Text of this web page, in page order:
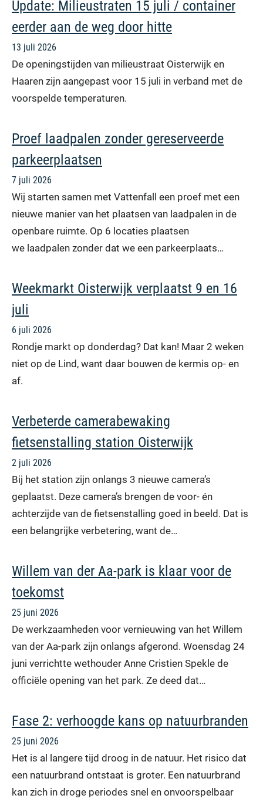
Update: Milieustraten 15 juli / container
eerder aan de weg door hitte
13 juli 2026
De openingstijden van milieustraat Oisterwijk en
Haaren zijn aangepast voor 15 juli in verband met de
voorspelde temperaturen.
Proef laadpalen zonder gereserveerde
parkeerplaatsen
7 juli 2026
Wij starten samen met Vattenfall een proef met een
nieuwe manier van het plaatsen van laadpalen in de
openbare ruimte. Op 6 locaties plaatsen
we laadpalen zonder dat we een parkeerplaats…
Weekmarkt Oisterwijk verplaatst 9 en 16
juli
6 juli 2026
Rondje markt op donderdag? Dat kan! Maar 2 weken
niet op de Lind, want daar bouwen de kermis op- en
af.
Verbeterde camerabewaking
fietsenstalling station Oisterwijk
2 juli 2026
Bij het station zijn onlangs 3 nieuwe camera’s
geplaatst. Deze camera’s brengen de voor- én
achterzijde van de fietsenstalling goed in beeld. Dat is
een belangrijke verbetering, want de…
Willem van der Aa-park is klaar voor de
toekomst
25 juni 2026
De werkzaamheden voor vernieuwing van het Willem
van der Aa-park zijn onlangs afgerond. Woensdag 24
juni verrichtte wethouder Anne Cristien Spekle de
officiële opening van het park. Ze deed dat…
Fase 2: verhoogde kans op natuurbranden
25 juni 2026
Het is al langere tijd droog in de natuur. Het risico dat
een natuurbrand ontstaat is groter. Een natuurbrand
kan zich in droge periodes snel en onvoorspelbaar